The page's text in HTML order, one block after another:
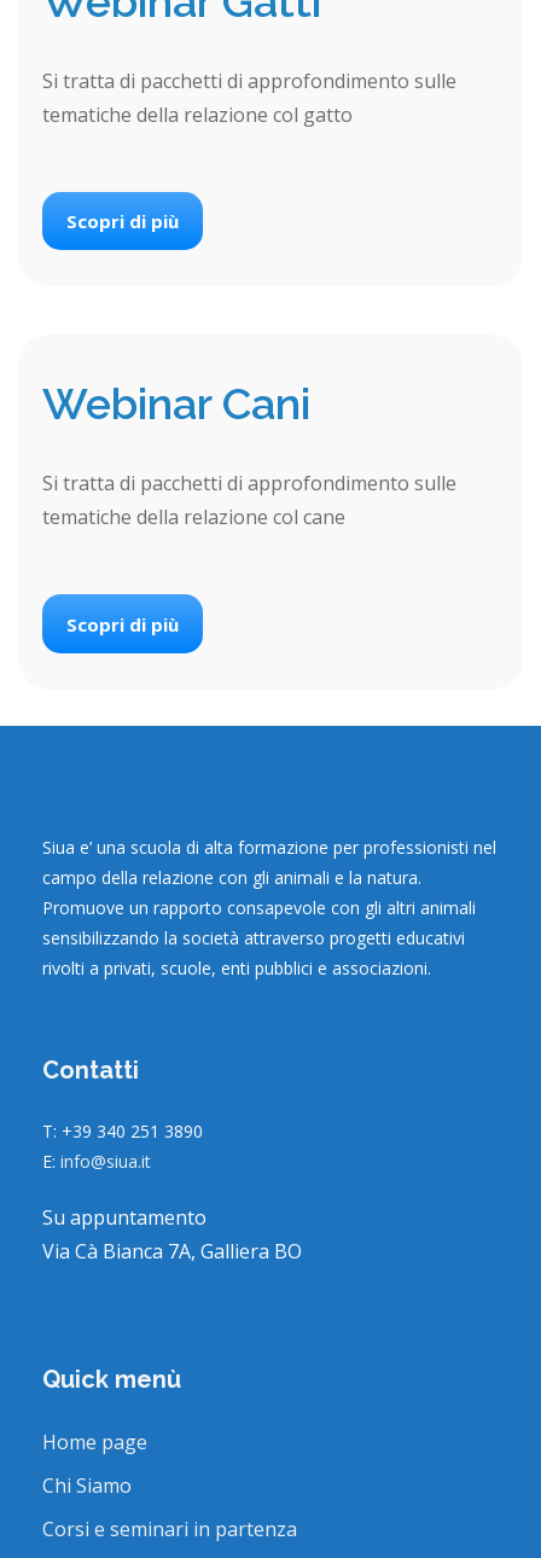
Si tratta di pacchetti di approfondimento sulle
tematiche della relazione col gatto
Scopri di più
Webinar Cani
Si tratta di pacchetti di approfondimento sulle
tematiche della relazione col cane
Scopri di più
Siua e’ una scuola di alta formazione per professionisti nel
campo della relazione con gli animali e la natura.
Promuove un rapporto consapevole con gli altri animali
sensibilizzando la società attraverso progetti educativi
rivolti a privati, scuole, enti pubblici e associazioni.
Contatti
T: +39 340 251 3890
E: info@siua.it
Su appuntamento
Via Cà Bianca 7A, Galliera BO
Quick menù
Home page
Chi Siamo
Corsi e seminari in partenza